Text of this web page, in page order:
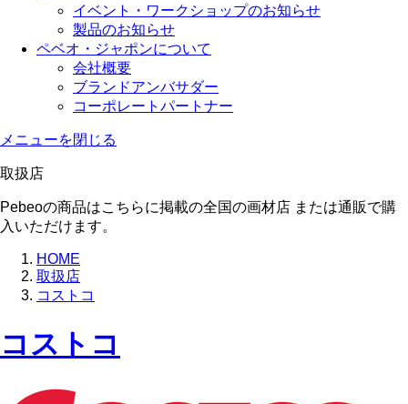
イベント・ワークショップのお知らせ
製品のお知らせ
ペベオ・ジャポンについて
会社概要
ブランドアンバサダー
コーポレートパートナー
メニューを閉じる
取扱店
Pebeoの商品はこちらに掲載の全国の画材店 または通販で購
入いただけます。
HOME
取扱店
コストコ
コストコ